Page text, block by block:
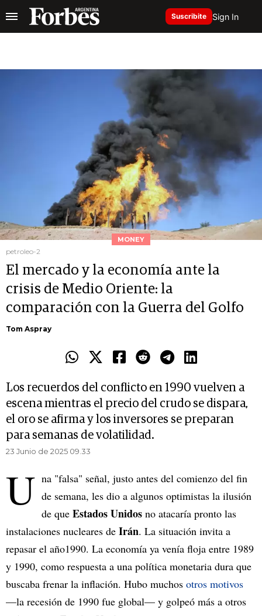
Suscribite Sign In
MONEY
petroleo-2
El mercado y la economía ante la
crisis de Medio Oriente: la
comparación con la Guerra del Golfo
Tom Aspray
Los recuerdos del conflicto en 1990 vuelven a
escena mientras el precio del crudo se dispara,
el oro se afirma y los inversores se preparan
para semanas de volatilidad.
23 Junio de 2025 09.33
U na "falsa" señal, justo antes del comienzo del fin
de semana, les dio a algunos optimistas la ilusión
de que Estados Unidos no atacaría pronto las
instalaciones nucleares de Irán. La situación invita a
repasar el año1990. La economía ya venía floja entre 1989
y 1990, como respuesta a una política monetaria dura que
buscaba frenar la inflación. Hubo muchos otros motivos
—la recesión de 1990 fue global— y golpeó más a otros